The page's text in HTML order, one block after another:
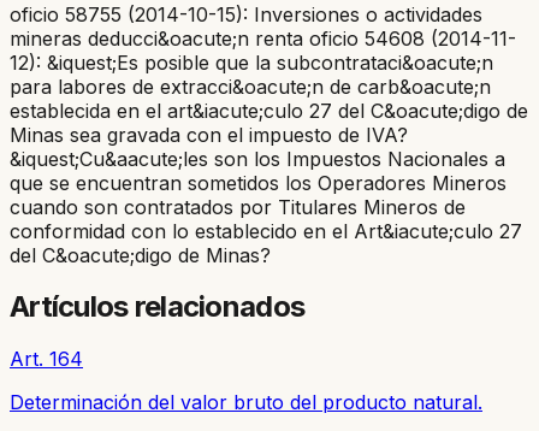
oficio 58755 (2014-10-15): Inversiones o actividades
mineras deducci&oacute;n renta oficio 54608 (2014-11-
12): &iquest;Es posible que la subcontrataci&oacute;n
para labores de extracci&oacute;n de carb&oacute;n
establecida en el art&iacute;culo 27 del C&oacute;digo de
Minas sea gravada con el impuesto de IVA?
&iquest;Cu&aacute;les son los Impuestos Nacionales a
que se encuentran sometidos los Operadores Mineros
cuando son contratados por Titulares Mineros de
conformidad con lo establecido en el Art&iacute;culo 27
del C&oacute;digo de Minas?
Artículos relacionados
Art. 164
Determinación del valor bruto del producto natural.